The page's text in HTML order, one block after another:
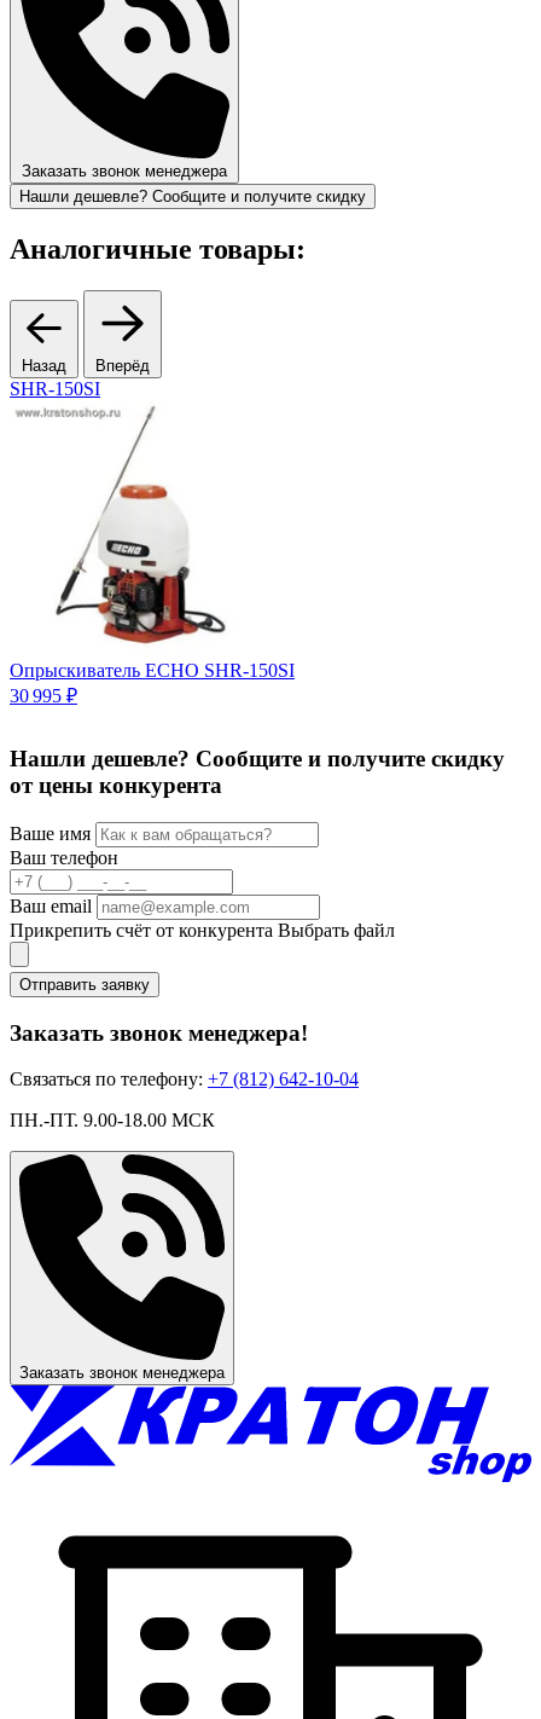
Заказать звонок менеджера
Нашли дешевле? Сообщите и получите скидку
Аналогичные товары:
Назад Вперёд
SHR-150SI
Опрыскиватель ECHO SHR-150SI
30 995 ₽
Нашли дешевле? Сообщите и получите скидку
от цены конкурента
Ваше имя
Ваш телефон
Ваш email
Прикрепить счёт от конкурента Выбрать файл
Отправить заявку
Заказать звонок менеджера!
Связаться по телефону: +7 (812) 642-10-04
ПН.-ПТ. 9.00-18.00 МСК
Заказать звонок менеджера